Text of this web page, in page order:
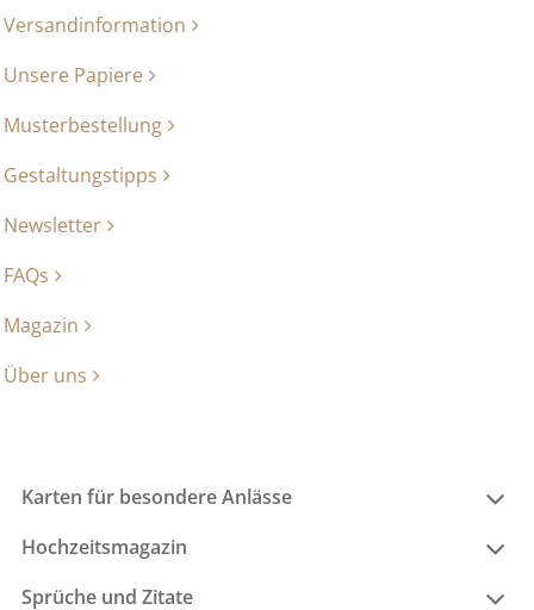
Versandinformation
Unsere Papiere
Musterbestellung
Gestaltungstipps
Newsletter
FAQs
Magazin
Über uns
Karten für besondere Anlässe
Hochzeitsmagazin
Sprüche und Zitate